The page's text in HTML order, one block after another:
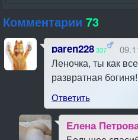
Комментарии 73
paren228337
Леночка, ты как
развратная богиня!
Ответить
Елена